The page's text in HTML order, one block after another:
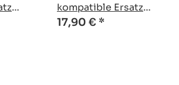
kompatible Ersatz
Fernbedienung
17,90 € *